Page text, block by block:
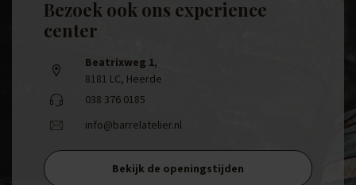
Bezoek ook ons experience
center
Beatrixweg 1,
8181 LC, Heerde
038 376 0185
info@barrelatelier.nl
Bekijk de openingstijden